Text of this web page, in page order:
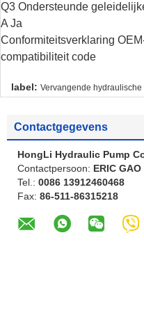
Q3 Ondersteunde
A Ja
Conformiteitsverklaring
compatibiliteit code
label: Vervangende
Contactgegevens
HongLi Hydraulic Pump
Contactpersoon: ERIC GAO
Tel.: 0086 13912460468
Fax: 86-511-86315218